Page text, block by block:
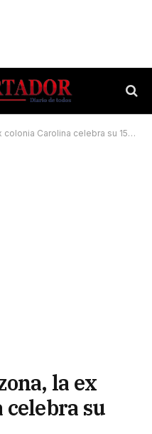
Carolina celebra su 15° aniversario
la ex
su